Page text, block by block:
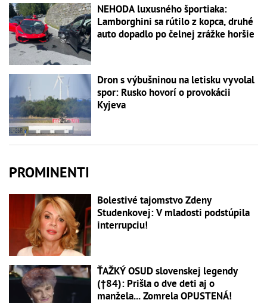
NEHODA luxusného športiaka:
Lamborghini sa rútilo z kopca, druhé
auto dopadlo po čelnej zrážke horšie
Dron s výbušninou na letisku vyvolal
spor: Rusko hovorí o provokácii
Kyjeva
PROMINENTI
Bolestivé tajomstvo Zdeny
Studenkovej: V mladosti podstúpila
interrupciu!
ŤAŽKÝ OSUD slovenskej legendy
(†84): Prišla o dve deti aj o
manžela... Zomrela OPUSTENÁ!